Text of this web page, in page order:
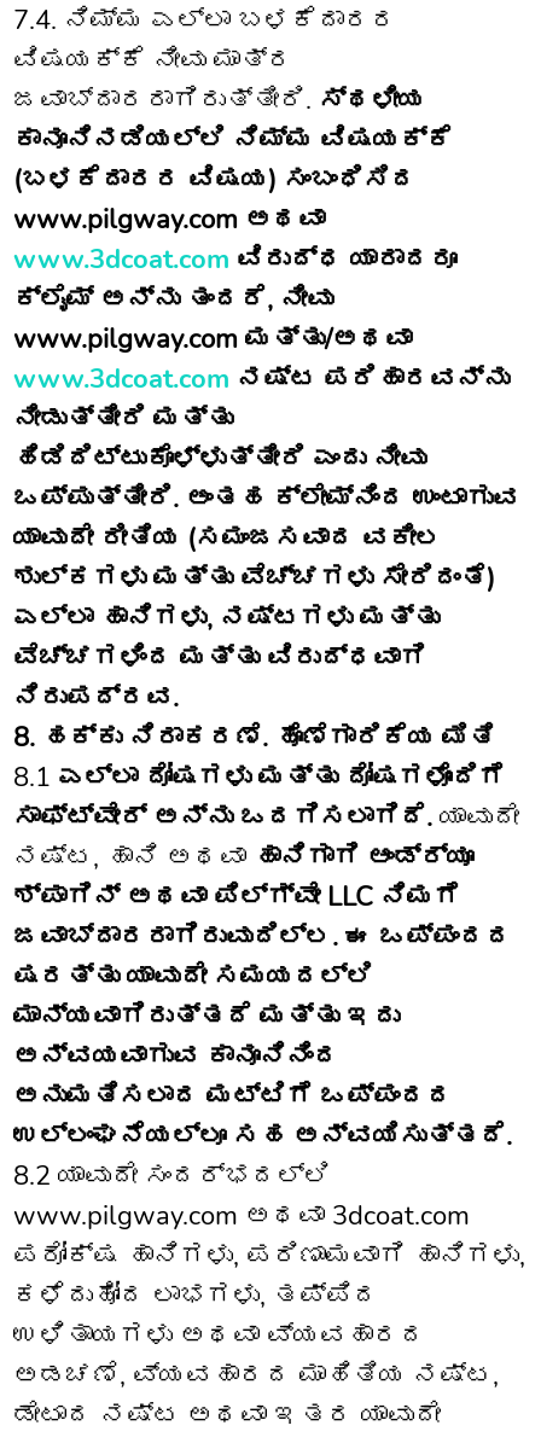
7.4. ನಿಮ್ಮ ಎಲ್ಲಾ ಬಳಕೆದಾರರ
ವಿಷಯಕ್ಕೆ ನೀವು ಮಾತ್ರ
ಜವಾಬ್ದಾರರಾಗಿರುತ್ತೀರಿ. ಸ್ಥಳೀಯ
ಕಾನೂನಿನಡಿಯಲ್ಲಿ ನಿಮ್ಮ ವಿಷಯಕ್ಕೆ
(ಬಳಕೆದಾರರ ವಿಷಯ) ಸಂಬಂಧಿಸಿದ
www.pilgway.com ಅಥವಾ
www.3dcoat.com ವಿರುದ್ಧ ಯಾರಾದರೂ
ಕ್ಲೈಮ್ ಅನ್ನು ತಂದರೆ, ನೀವು
www.pilgway.com ಮತ್ತು/ಅಥವಾ
www.3dcoat.com ನಷ್ಟ ಪರಿಹಾರವನ್ನು
ನೀಡುತ್ತೀರಿ ಮತ್ತು
ಹಿಡಿದಿಟ್ಟುಕೊಳ್ಳುತ್ತೀರಿ ಎಂದು ನೀವು
ಒಪ್ಪುತ್ತೀರಿ. ಅಂತಹ ಕ್ಲೇಮ್‌ನಿಂದ ಉಂಟಾಗುವ
ಯಾವುದೇ ರೀತಿಯ (ಸಮಂಜಸವಾದ ವಕೀಲ
ಶುಲ್ಕಗಳು ಮತ್ತು ವೆಚ್ಚಗಳು ಸೇರಿದಂತೆ)
ಎಲ್ಲಾ ಹಾನಿಗಳು, ನಷ್ಟಗಳು ಮತ್ತು
ವೆಚ್ಚಗಳಿಂದ ಮತ್ತು ವಿರುದ್ಧವಾಗಿ
ನಿರುಪದ್ರವ.
8. ಹಕ್ಕು ನಿರಾಕರಣೆ. ಹೊಣೆಗಾರಿಕೆಯ ಮಿತಿ
8.1 ಎಲ್ಲಾ ದೋಷಗಳು ಮತ್ತು ದೋಷಗಳೊಂದಿಗೆ
ಸಾಫ್ಟ್‌ವೇರ್ ಅನ್ನು ಒದಗಿಸಲಾಗಿದೆ. ಯಾವುದೇ
ನಷ್ಟ, ಹಾನಿ ಅಥವಾ ಹಾನಿಗಾಗಿ ಆಂಡ್ರ್ಯೂ
ಶ್ಪಾಗಿನ್ ಅಥವಾ ಪಿಲ್ಗ್ವೇ LLC ನಿಮಗೆ
ಜವಾಬ್ದಾರರಾಗಿರುವುದಿಲ್ಲ. ಈ ಒಪ್ಪಂದದ
ಷರತ್ತು ಯಾವುದೇ ಸಮಯದಲ್ಲಿ
ಮಾನ್ಯವಾಗಿರುತ್ತದೆ ಮತ್ತು ಇದು
ಅನ್ವಯವಾಗುವ ಕಾನೂನಿನಿಂದ
ಅನುಮತಿಸಲಾದ ಮಟ್ಟಿಗೆ ಒಪ್ಪಂದದ
ಉಲ್ಲಂಘನೆಯಲ್ಲೂ ಸಹ ಅನ್ವಯಿಸುತ್ತದೆ.
8.2 ಯಾವುದೇ ಸಂದರ್ಭದಲ್ಲಿ
www.pilgway.com ಅಥವಾ 3dcoat.com
ಪರೋಕ್ಷ ಹಾನಿಗಳು, ಪರಿಣಾಮವಾಗಿ ಹಾನಿಗಳು,
ಕಳೆದುಹೋದ ಲಾಭಗಳು, ತಪ್ಪಿದ
ಉಳಿತಾಯಗಳು ಅಥವಾ ವ್ಯವಹಾರದ
ಅಡಚಣೆ, ವ್ಯವಹಾರದ ಮಾಹಿತಿಯ ನಷ್ಟ,
ಡೇಟಾದ ನಷ್ಟ ಅಥವಾ ಇತರ ಯಾವುದೇ